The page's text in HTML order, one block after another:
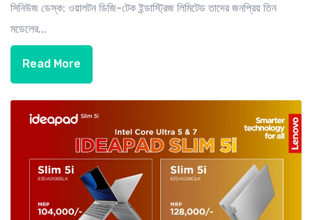
সিনিউজ ডেস্ক: ওয়ালটন ডিজি-টেক ইন্ডাস্ট্রিজ লিমিটেড তাদের জনপ্রিয় তিন
মডেলের...
Read More